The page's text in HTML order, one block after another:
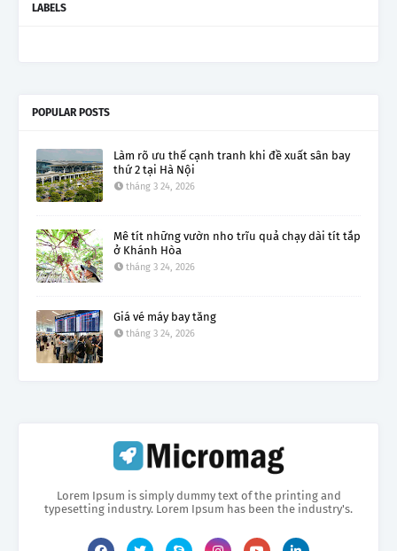
LABELS
POPULAR POSTS
Làm rõ ưu thế cạnh tranh khi đề xuất sân bay
thứ 2 tại Hà Nội
tháng 3 24, 2026
Mê tít những vườn nho trĩu quả chạy dài tít tắp
ở Khánh Hòa
tháng 3 24, 2026
Giá vé máy bay tăng
tháng 3 24, 2026
Lorem Ipsum is simply dummy text of the printing and
typesetting industry. Lorem Ipsum has been the industry's.